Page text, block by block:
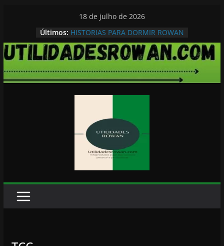
conteúdo
18 de julho de 2026
Últimos: HISTORIAS PARA DORMIR ROWAN